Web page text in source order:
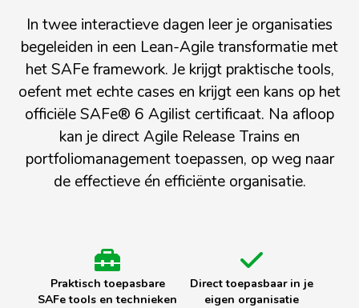
In twee interactieve dagen leer je organisaties
begeleiden in een Lean-Agile transformatie met
het SAFe framework. Je krijgt praktische tools,
oefent met echte cases en krijgt een kans op het
officiële SAFe® 6 Agilist certificaat. Na afloop
kan je direct Agile Release Trains en
portfoliomanagement toepassen, op weg naar
de effectieve én efficiënte organisatie.
Praktisch toepasbare
SAFe tools en technieken
Direct toepasbaar in je
eigen organisatie